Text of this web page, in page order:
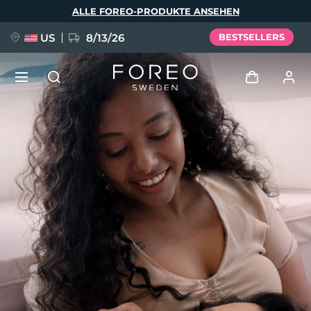
ALLE FOREO-PRODUKTE ANSEHEN
US 8/13/26 BESTSELLERS
Anmelden
Benutzerkonto
Meine Geräte
Meine Bestellungen
Meine Adressen
Meine Abonnements
NEU
FAQ™ Pure Beauty-Tech Elixir
BREAKING NEWS
issa™ Teeth Whitening Set
Sprache
English Deutsch
Español
Français
Italiano
Português
Polski
Svenska
Русский
Türkçe
简体中文 繁體中文